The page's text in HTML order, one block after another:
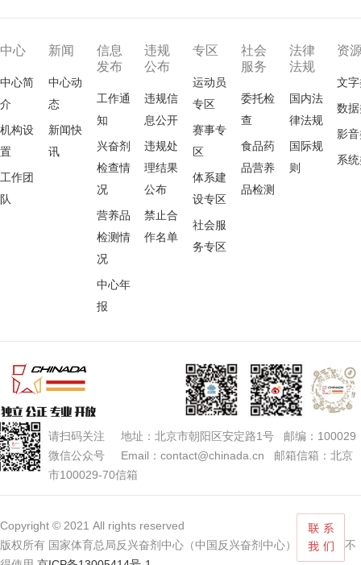
中心
中心简
介
机构设
置
工作团
队
新闻
中心动
态
新闻快
讯
信息
发布
工作通
知
兴奋剂
检查情
况
营养品
检测情
况
中心年
报
违规
公布
违规信
息公开
违规处
理结果
公布
禁止合
作名单
专区
运动员
专区
赛事专
区
体系建
设专区
社会服
务专区
社会
服务
委托检
查
食品药
品营养
品检测
法律
法规
国内法
律法规
国际规
则
资
文
数
影
系
请扫码关注 地址：北京市朝阳区安定路1号 邮编：100029
微信公众号 Email：contact@chinada.cn 邮箱信箱：北京
市100029-70信箱
Copyright © 2021 All rights reserved
版权所有 国家体育总局反兴奋剂中心（中国反兴奋剂中心） 未经授权不